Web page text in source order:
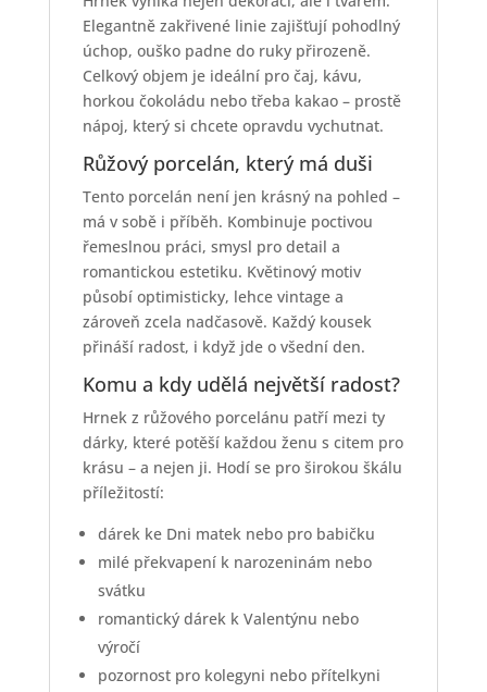
Elegantně zakřivené linie zajišťují pohodlný
úchop, ouško padne do ruky přirozeně.
Celkový objem je ideální pro čaj, kávu,
horkou čokoládu nebo třeba kakao – prostě
nápoj, který si chcete opravdu vychutnat.
Růžový porcelán, který má duši
Tento porcelán není jen krásný na pohled –
má v sobě i příběh. Kombinuje poctivou
řemeslnou práci, smysl pro detail a
romantickou estetiku. Květinový motiv
působí optimisticky, lehce vintage a
zároveň zcela nadčasově. Každý kousek
přináší radost, i když jde o všední den.
Komu a kdy udělá největší radost?
Hrnek z růžového porcelánu patří mezi ty
dárky, které potěší každou ženu s citem pro
krásu – a nejen ji. Hodí se pro širokou škálu
příležitostí:
dárek ke Dni matek nebo pro babičku
milé překvapení k narozeninám nebo
svátku
romantický dárek k Valentýnu nebo
výročí
pozornost pro kolegyni nebo přítelkyni